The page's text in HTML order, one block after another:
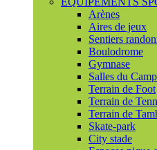
Arènes
Aires de jeux
Sentiers
Boulodrome
Gymnase
Salles du
Terrain de Foot
Terrain de
Terrain de
Skate-park
City stade